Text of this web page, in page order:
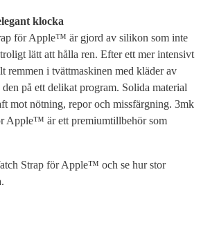
klocka
för Apple™ är gjord av silikon som inte
lätt att hålla ren. Efter ett mer intensivt
remmen i tvättmaskinen med kläder av
på ett delikat program. Solida material
mot nötning, repor och missfärgning. 3mk
Apple™ är ett premiumtillbehör som
Strap för Apple™ och se hur stor